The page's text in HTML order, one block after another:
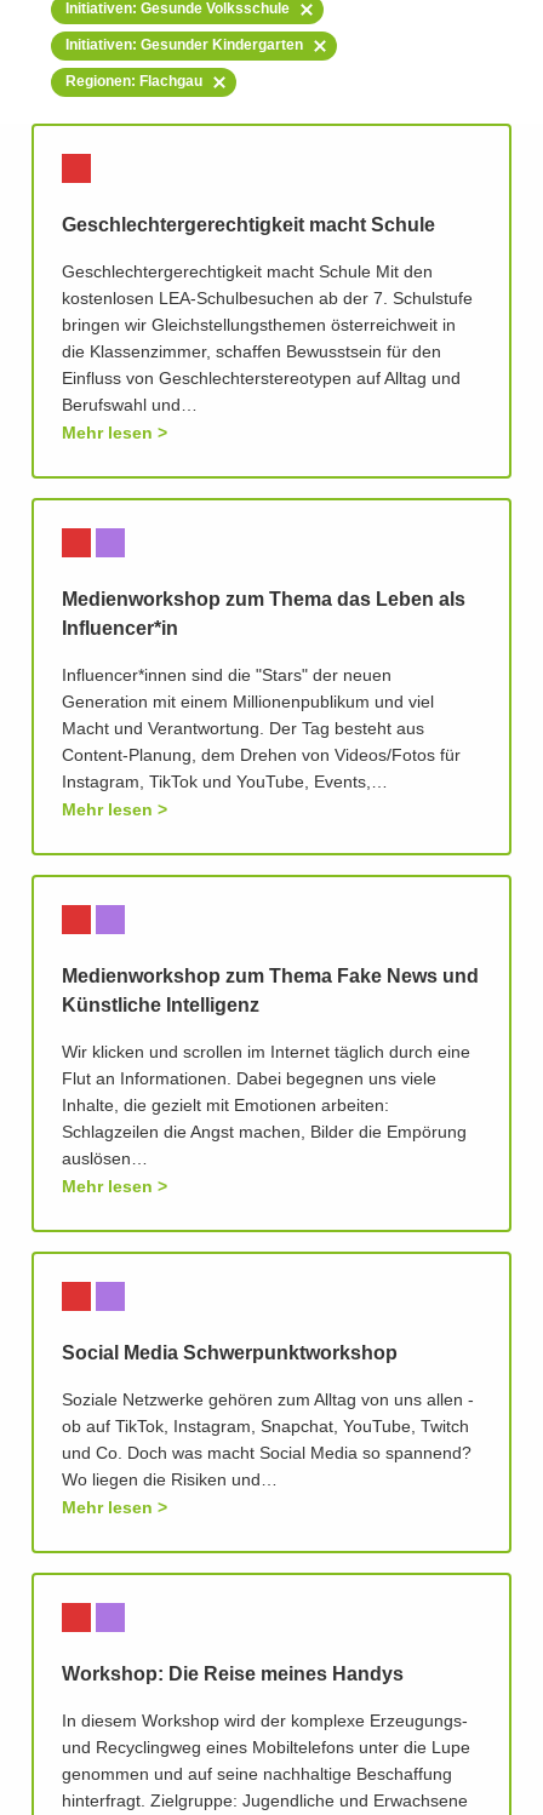
Initiativen: Gesunde Volksschule
Initiativen: Gesunder Kindergarten
Regionen: Flachgau
Geschlechtergerechtigkeit macht Schule
Geschlechtergerechtigkeit macht Schule Mit den
kostenlosen LEA-Schulbesuchen ab der 7. Schulstufe
bringen wir Gleichstellungsthemen österreichweit in
die Klassenzimmer, schaffen Bewusstsein für den
Einfluss von Geschlechterstereotypen auf Alltag und
Berufswahl und…
Mehr lesen
Medienworkshop zum Thema das Leben als
Influencer*in
Influencer*innen sind die "Stars" der neuen
Generation mit einem Millionenpublikum und viel
Macht und Verantwortung. Der Tag besteht aus
Content-Planung, dem Drehen von Videos/Fotos für
Instagram, TikTok und YouTube, Events,…
Mehr lesen
Medienworkshop zum Thema Fake News und
Künstliche Intelligenz
Wir klicken und scrollen im Internet täglich durch eine
Flut an Informationen. Dabei begegnen uns viele
Inhalte, die gezielt mit Emotionen arbeiten:
Schlagzeilen die Angst machen, Bilder die Empörung
auslösen…
Mehr lesen
Social Media Schwerpunktworkshop
Soziale Netzwerke gehören zum Alltag von uns allen -
ob auf TikTok, Instagram, Snapchat, YouTube, Twitch
und Co. Doch was macht Social Media so spannend?
Wo liegen die Risiken und…
Mehr lesen
Workshop: Die Reise meines Handys
In diesem Workshop wird der komplexe Erzeugungs-
und Recyclingweg eines Mobiltelefons unter die Lupe
genommen und auf seine nachhaltige Beschaffung
hinterfragt. Zielgruppe: Jugendliche und Erwachsene